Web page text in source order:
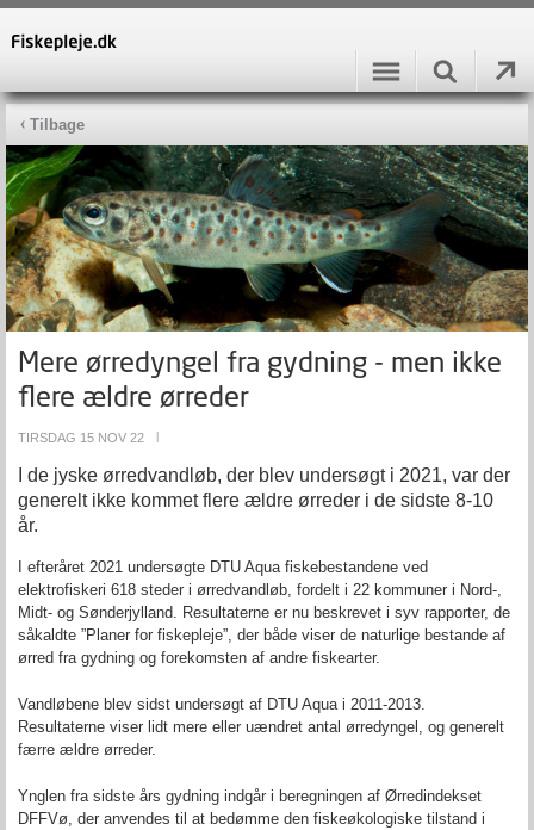
Tilbage
Mere ørredyngel fra gydning - men ikke
flere ældre ørreder
TIRSDAG 15 NOV 22
I de jyske ørredvandløb, der blev undersøgt i 2021, var der
generelt ikke kommet flere ældre ørreder i de sidste 8-10
år.
I efteråret 2021 undersøgte DTU Aqua fiskebestandene ved
elektrofiskeri 618 steder i ørredvandløb, fordelt i 22 kommuner i Nord-,
Midt- og Sønderjylland. Resultaterne er nu beskrevet i syv rapporter, de
såkaldte ”Planer for fiskepleje”, der både viser de naturlige bestande af
ørred fra gydning og forekomsten af andre fiskearter.
Vandløbene blev sidst undersøgt af DTU Aqua i 2011-2013.
Resultaterne viser lidt mere eller uændret antal ørredyngel, og generelt
færre ældre ørreder.
Ynglen fra sidste års gydning indgår i beregningen af Ørredindekset
DFFVø, der anvendes til at bedømme den fiskeøkologiske tilstand i